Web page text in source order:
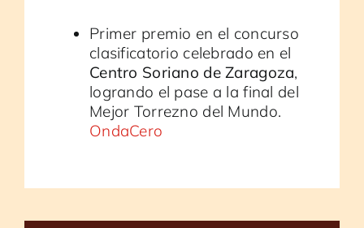
Primer premio en el concurso
clasificatorio celebrado en el
Centro Soriano de Zaragoza,
logrando el pase a la final del
Mejor Torrezno del Mundo.
OndaCero